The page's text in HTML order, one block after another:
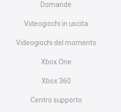
Domande
Videogiochi in uscita
Videogiochi del momento
Xbox One
Xbox 360
Centro supporto